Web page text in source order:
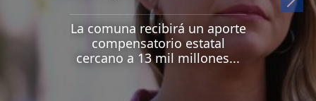
La comuna recibirá un aporte
compensatorio estatal
cercano a 13 mil millones...